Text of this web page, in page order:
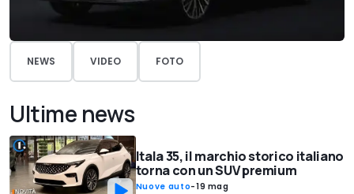
NEWS VIDEO FOTO
Ultime news
Itala 35, il marchio storico italiano
torna con un SUV premium
Nuove auto-19 mag